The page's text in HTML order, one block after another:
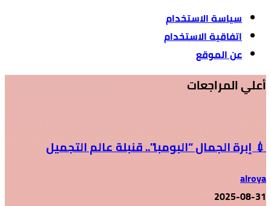
سياسة الاستخدام
اتفاقية الاستخدام
عن الموقع
أعلي المراجعات
💉 إبرة الجمال “البومبا”.. قنبلة عالم التجميل
alroya
2025-08-31